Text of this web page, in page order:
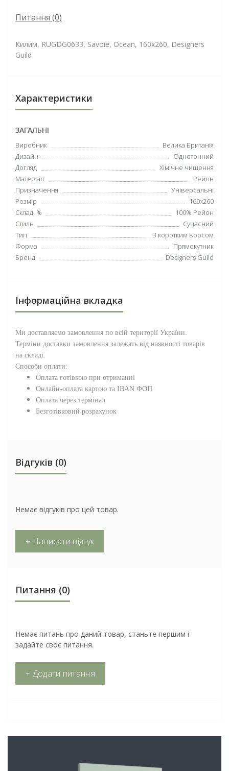
Питання (0)
Килим, RUGDG0633, Savoie, Ocean, 160х260, Designers
Guild
Характеристики
ЗАГАЛЬНІ
Виробник
Велика Британія
Дизайн
Однотонний
Догляд
Хімічне чищення
Матеріал
Рейон
Призначення
Універсальні
Розмір
160х260
Склад, %
100% Рейон
Стиль
Сучасний
Тип
З коротким ворсом
Форма
Прямокутник
Бренд
Designers Guild
Інформаційна вкладка
Ми доставляємо замовлення по всій території України.
Терміни доставки замовлення залежать від наявності товарів
на складі.
Способи оплати:
Оплата готівкою при отриманні
Онлайн-оплата картою та IBAN ФОП
Оплата через термінал
Безготівковий розрахунок
Відгуків (0)
Немає відгуків про цей товар.
+ Написати відгук
Питання (0)
Немає питань про даний товар, станьте першим і
задайте своє питання.
+ Додати питання